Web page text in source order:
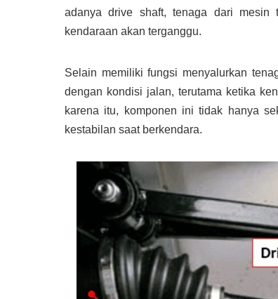
adanya drive shaft, tenaga dari mesin
kendaraan akan terganggu.
Selain memiliki fungsi menyalurkan
dengan kondisi jalan, terutama ketika
karena itu, komponen ini tidak hanya
kestabilan saat berkendara.